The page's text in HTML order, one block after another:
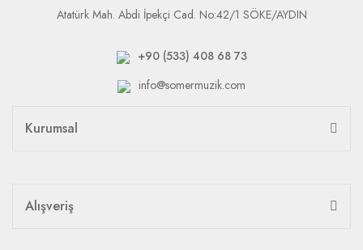
Atatürk Mah. Abdi İpekçi Cad. No:42/1 SÖKE/AYDIN
+90 (533) 408 68 73
info@somermuzik.com
Kurumsal
Alışveriş